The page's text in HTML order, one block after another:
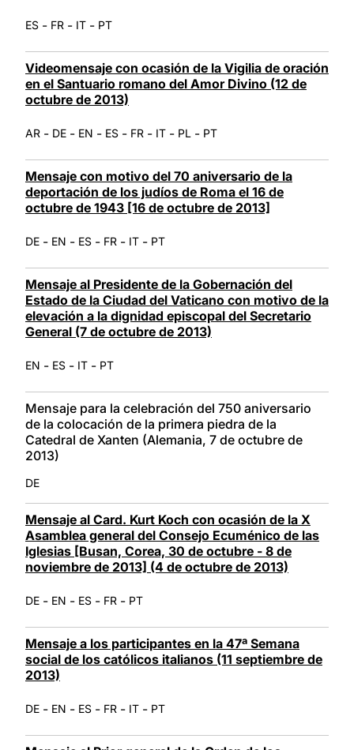
ES - FR - IT - PT
Videomensaje con ocasión de la Vigilia de oración
en el Santuario romano del Amor Divino (12 de
octubre de 2013)
AR - DE - EN - ES - FR - IT - PL - PT
Mensaje con motivo del 70 aniversario de la
deportación de los judíos de Roma el 16 de
octubre de 1943 [16 de octubre de 2013]
DE - EN - ES - FR - IT - PT
Mensaje al Presidente de la Gobernación del
Estado de la Ciudad del Vaticano con motivo de la
elevación a la dignidad episcopal del Secretario
General (7 de octubre de 2013)
EN - ES - IT - PT
Mensaje para la celebración del 750 aniversario
de la colocación de la primera piedra de la
Catedral de Xanten (Alemania, 7 de octubre de
2013)
DE
Mensaje al Card. Kurt Koch con ocasión de la X
Asamblea general del Consejo Ecuménico de las
Iglesias [Busan, Corea, 30 de octubre - 8 de
noviembre de 2013] (4 de octubre de 2013)
DE - EN - ES - FR - PT
Mensaje a los participantes en la 47ª Semana
social de los católicos italianos (11 septiembre de
2013)
DE - EN - ES - FR - IT - PT